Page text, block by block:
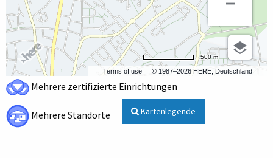
Terms of use © 1987–2026 HERE, Deutschland
500 m
Mehrere zertifizierte Einrichtungen
Mehrere Standorte Kartenlegende